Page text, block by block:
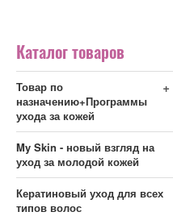
Каталог товаров
+
Товар по
назначению+Программы
ухода за кожей
My Skin - новый взгляд на
уход за молодой кожей
Кератиновый уход для всех
типов волос